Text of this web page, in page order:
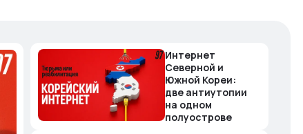
Интернет
Северной и
Южной Кореи:
две антиутопии
на одном
полуострове